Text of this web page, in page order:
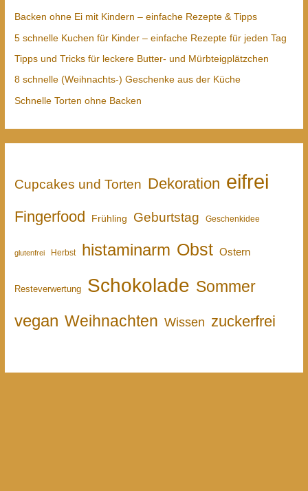
Backen ohne Ei mit Kindern – einfache Rezepte & Tipps
5 schnelle Kuchen für Kinder – einfache Rezepte für jeden Tag
Tipps und Tricks für leckere Butter- und Mürbteigplätzchen
8 schnelle (Weihnachts-) Geschenke aus der Küche
Schnelle Torten ohne Backen
Cupcakes und Torten Dekoration eifrei
Fingerfood Frühling Geburtstag Geschenkidee
glutenfrei Herbst histaminarm Obst Ostern
Resteverwertung Schokolade Sommer
vegan Weihnachten Wissen zuckerfrei